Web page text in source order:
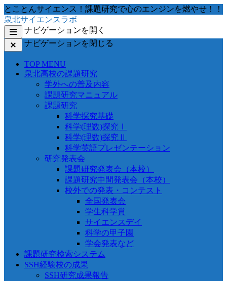
コ
ン
テ
ン
ツ
とことんサイエンス！課題研究で心のエンジンを燃やせ！！
泉北サイエンスラボ
ナビゲーションを開く
ナビゲーションを閉じる
TOP MENU
泉北高校の課題研究
学外への普及内容
課題研究マニュアル
課題研究
科学探究基礎
科学(理数)探究Ⅰ
科学(理数)探究Ⅱ
科学英語プレゼンテーション
研究発表会
課題研究発表会（本校）
課題研究中間発表会（本校）
校外での発表・コンテスト
全国発表会
学生科学賞
サイエンスデイ
科学の甲子園
学会発表など
課題研究検索システム
SSH経験校の成果
SSH研究成果報告